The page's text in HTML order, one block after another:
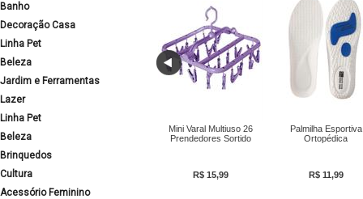
Banho
Decoração Casa
Linha Pet
Beleza
Jardim e Ferramentas
Lazer
Linha Pet
Beleza
Brinquedos
Cultura
Acessório Feminino
Mini Varal Multiuso 26
Prendedores Sortido
R$ 15,99
Palmilha Esportiva
Ortopédica
R$ 11,99